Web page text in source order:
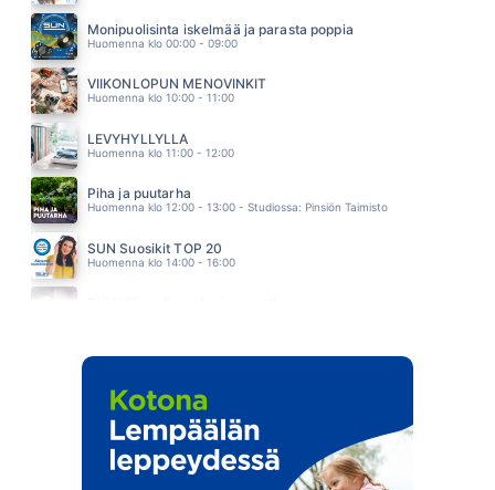
OSKAR LEHTINEN
04.50
Monipuolisinta iskelmää ja parasta poppia
Huomenna klo 00:00 - 09:00
VIIKONLOPUN MENOVINKIT
Huomenna klo 10:00 - 11:00
LEVYHYLLYLLÄ
Huomenna klo 11:00 - 12:00
Piha ja puutarha
Huomenna klo 12:00 - 13:00 - Studiossa: Pinsiön Taimisto
SUN Suosikit TOP 20
Huomenna klo 14:00 - 16:00